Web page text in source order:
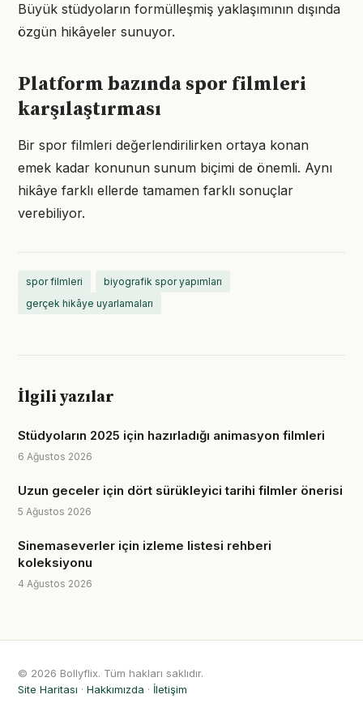
Büyük stüdyoların formülleşmiş yaklaşımının dışında
özgün hikâyeler sunuyor.
Platform bazında spor filmleri
karşılaştırması
Bir spor filmleri değerlendirilirken ortaya konan
emek kadar konunun sunum biçimi de önemli. Aynı
hikâye farklı ellerde tamamen farklı sonuçlar
verebiliyor.
spor filmleri
biyografik spor yapımları
gerçek hikâye uyarlamaları
İlgili yazılar
Stüdyoların 2025 için hazırladığı animasyon filmleri
6 Ağustos 2026
Uzun geceler için dört sürükleyici tarihi filmler önerisi
5 Ağustos 2026
Sinemaseverler için izleme listesi rehberi
koleksiyonu
4 Ağustos 2026
© 2026 Bollyflix. Tüm hakları saklıdır.
Site Haritası · Hakkımızda · İletişim